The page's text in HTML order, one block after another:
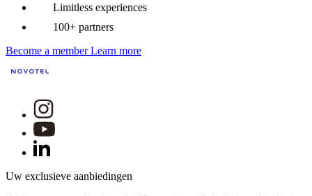
Limitless experiences
100+ partners
Become a member Learn more
Uw exclusieve aanbiedingen